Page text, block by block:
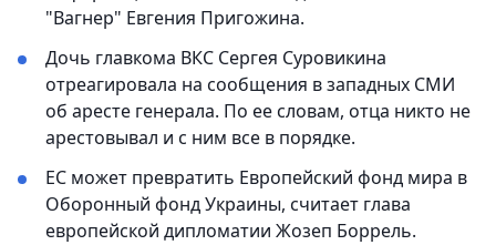
"Вагнер" Евгения Пригожина.
Дочь главкома ВКС Сергея Суровикина
отреагировала на сообщения в западных СМИ
об аресте генерала. По ее словам, отца никто не
арестовывал и с ним все в порядке.
ЕС может превратить Европейский фонд мира в
Оборонный фонд Украины, считает глава
европейской дипломатии Жозеп Боррель.